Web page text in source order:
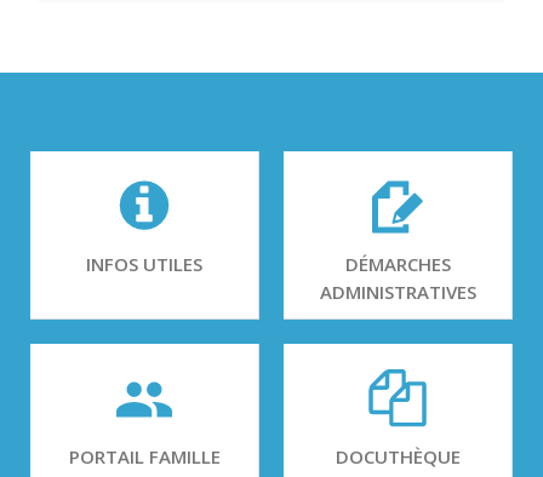
INFOS UTILES
DÉMARCHES
ADMINISTRATIVES
PORTAIL FAMILLE DOCUTHÈQUE